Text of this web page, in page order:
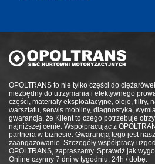
OPOLTRANS to nie tylko części do
niezbędny do utrzymania i efektywnego
części, materiały eksploatacyjne, oleje, filtry,
warsztatu, serwis mobilny, diagnostyka,
gwarancja, że Klient to czego potrzebuje
najniższej cenie. Współpracując z
partnera w biznesie. Gwarancją tego jest
zaangażowanie. Szczegóły współpracy
OPOLTRANS, zapraszamy. Sprawdź jak
Online czynny 7 dni w tygodniu, 24h / dobę.